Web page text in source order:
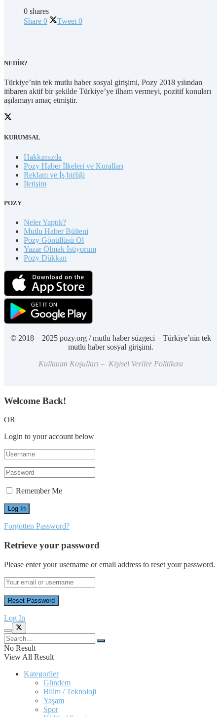
0 shares
Share 0 Tweet 0
NEDİR?
Türkiye’nin tek mutlu haber sosyal girişimi, Pozy 2018 yılından
itibaren aktif bir şekilde Türkiye’ye ilham vermeyi, pozitif konuları
aşılamayı amaç etmiştir.
KURUMSAL
Hakkımızda
Pozy Haber İlkeleri ve Kuralları
Reklam ve İş birliği
İletişim
POZY
Neler Yaptık?
Mutlu Haber Bülteni
Pozy Gönüllüsü Ol
Yazar Olmak İstiyorum
Pozy Dükkan
© 2018 – 2025 pozy.org / mutlu haber süzgeci – Türkiye’nin tek
mutlu haber sosyal girişimi.
Kullanım Koşulları – Kişisel Veriler Politikası
Welcome Back!
OR
Login to your account below
Remember Me
Forgotten Password?
Retrieve your password
Please enter your username or email address to reset your password.
Log In
No Result
View All Result
Kategoriler
Gündem
Bilim / Teknoloji
Yaşam
Spor